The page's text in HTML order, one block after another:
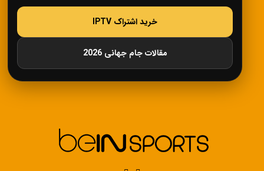
خرید اشتراک IPTV
مقالات جام جهانی 2026